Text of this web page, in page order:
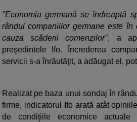
"Economia germană se îndreaptă
rândul companiilor germane este în
cauza scăderii comenzilor", a
preşedintele Ifo. Încrederea
servicii s-a înrăutăţit, a adăugat el,
Realizat pe baza unui sondaj în
firme, indicatorul Ifo arată atât
de condiţiile economice